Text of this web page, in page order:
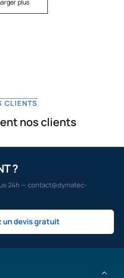
plus
CLIENTS
nos clients
?
24h — contact@dymatec-
un devis gratuit